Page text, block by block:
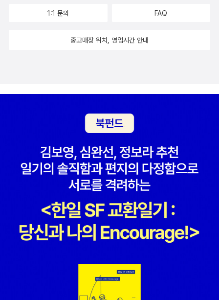
1:1 문의 FAQ
중고매장 위치, 영업시간 안내